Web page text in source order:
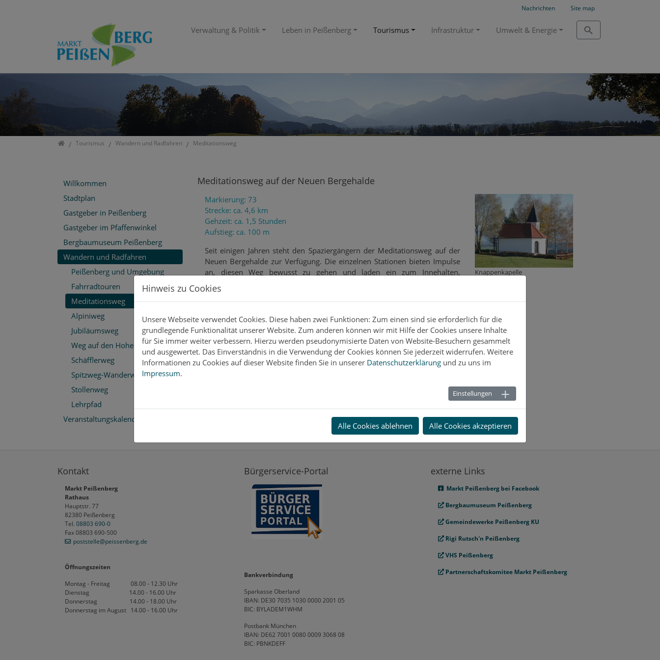
Nachrichten Site map
Verwaltung & Politik Leben in Peißenberg Tourismus Infrastruktur Umwelt & Energie
Startseite
Tourismus Wandern und Radfahren Meditationsweg
Meditationsweg auf der Neuen Bergehalde
Markierung: 73
Strecke: ca. 4,6 km
Gehzeit: ca. 1,5 Stunden
Aufstieg: ca. 100 m
Seit einigen Jahren steht den Spaziergängern der Meditationsweg auf der
Neuen Bergehalde zur Verfügung. Die einzelnen Stationen bieten Impulse
an, diesen Weg bewusst zu gehen und laden ein zum Innehalten,
Nachdenken, Meditieren und Beten. An der Knappengedächtniskapelle
liegt ein "Gipfelbuch" aus, in dem Sie Ihre Gedanken, Wünsche, Gebete,
Fürbitten und Dank ausdrücken können.
Knappenkapelle
Willkommen
Stadtplan
Gastgeber in Peißenberg
Gastgeber im Pfaffenwinkel
Bergbaumuseum Peißenberg
Wandern und Radfahren
Peißenberg und Umgebung
Fahrradtouren
Meditationsweg
Alpiniweg
Jubiläumsweg
Weg auf den Hohenpeißenberg
Schäfflerweg
Spitzweg-Wanderweg
Stollenweg
Lehrpfad
Veranstaltungskalender
Kontakt
Markt Peißenberg
Rathaus
Hauptstr. 77
82380 Peißenberg
Tel. 08803 690-0
Fax 08803 690-500
poststelle@peissenberg.de
Öffnungszeiten
Montag - Freitag 08.00 - 12.30 Uhr
Dienstag 14.00 - 16.00 Uhr
Donnerstag 14.00 - 18.00 Uhr
Donnerstag im August 14.00 - 16.00 Uhr
Bürgerservice-Portal
Bankverbindung
Sparkasse Oberland
IBAN: DE30 7035 1030 0000 2001 05
BIC: BYLADEM1WHM
Postbank München
IBAN: DE62 7001 0080 0009 3068 08
BIC: PBNKDEFF
externe Links
Markt Peißenberg bei Facebook
Bergbaumuseum Peißenberg
Gemeindewerke Peißenberg KU
Rigi Rutsch'n Peißenberg
VHS Peißenberg
Partnerschaftskomitee Markt Peißenberg
Hinweis zu Cookies
Unsere Webseite verwendet Cookies. Diese haben zwei Funktionen: Zum einen sind sie erforderlich für die
grundlegende Funktionalität unserer Website. Zum anderen können wir mit Hilfe der Cookies unsere Inhalte
für Sie immer weiter verbessern. Hierzu werden pseudonymisierte Daten von Website-Besuchern gesammelt
und ausgewertet. Das Einverständnis in die Verwendung der Cookies können Sie jederzeit widerrufen. Weitere
Informationen zu Cookies auf dieser Website finden Sie in unserer Datenschutzerklärung und zu uns im
Impressum.
Einstellungen
Alle Cookies ablehnen Alle Cookies akzeptieren